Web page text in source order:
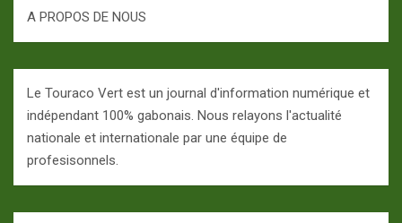
A PROPOS DE NOUS
Le Touraco Vert est un journal d'information numérique et
indépendant 100% gabonais. Nous relayons l'actualité
nationale et internationale par une équipe de
profesisonnels.